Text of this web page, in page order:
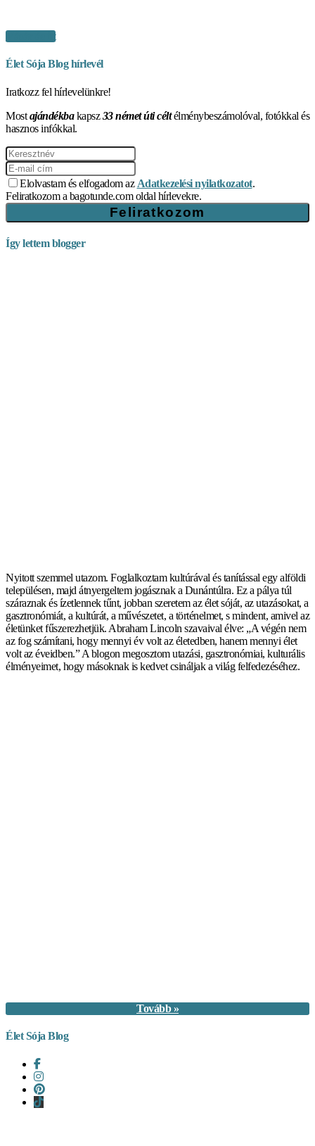
Élet Sója Blog hírlevél
Iratkozz fel hírlevelünkre!
Mostajándékbakapsz33 német úti céltélménybeszámolóval, fotókkal és
hasznos infókkal.
Elolvastam és elfogadom az Adatkezelési nyilatkozatot.
Feliratkozom a bagotunde.com oldal hírlevekre.
Így lettem blogger
Nyitott szemmel utazom. Foglalkoztam kultúrával és tanítással egy alföldi
településen, majd átnyergeltem jogásznak a Dunántúlra. Ez a pálya túl
száraznak és ízetlennek tűnt, jobban szeretem az élet sóját, az utazásokat, a
gasztronómiát, a kultúrát, a művészetet, a történelmet, s mindent, amivel az
életünket fűszerezhetjük. Abraham Lincoln szavaival élve: „A végén nem
az fog számítani, hogy mennyi év volt az életedben, hanem mennyi élet
volt az éveidben.” A blogon megosztom utazási, gasztronómiai, kulturális
élményeimet, hogy másoknak is kedvet csináljak a világ felfedezéséhez.
Tovább »
Élet Sója Blog